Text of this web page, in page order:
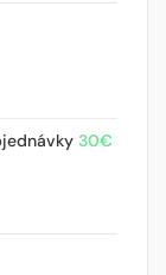
30€